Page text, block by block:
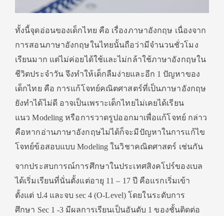
ทั้งนี้จุดอ่อนของเด็กไทย คือ เรื่องภาษาอังกฤษ เนื่องจาก
การสอนภาษาอังกฤษในไทยนั้นถือว่ามีจำนวนชั่วโมง
เรียนมาก แต่ไม่ค่อยได้ใช้และไม่กล้าใช้ภาษาอังกฤษใน
ชีวิตประจำวัน จึงทำให้เด็กลืมง่ายและอีก 1 ปัญหาของ
เด็กไทย คือ การแก้โจทย์คณิตศาสตร์ที่เป็นภาษาอังกฤษ
ยังทำได้ไม่ดี อาจเป็นเพราะเด็กไทยไม่เคยได้เรียน
แนว Modeling หรือการวาดรูปออกมาเพื่อแก้โจทย์ กล่าว
คือหากอ่านภาษาอังกฤษไม่ได้ก็จะมีปัญหาในการแก้ไข
โจทย์ข้อสอบแบบ Modeling ในวิชาคณิตศาสตร์ เช่นกัน
จากประสบการณ์การศึกษาในประเทศสิงคโปร์ของเบล
ได้เริ่มเรียนที่นั่นตั้งแต่อายุ 11 – 17 ปี คือแรกเริ่มเข้า
ตั้งแต่ ป.4 และจบ sec 4 (O-Level) โดยในระดับการ
ศึกษา Sec 1 -3 มีผลการเรียนเป็นอันดับ 1 ของชั้นติดต่อ